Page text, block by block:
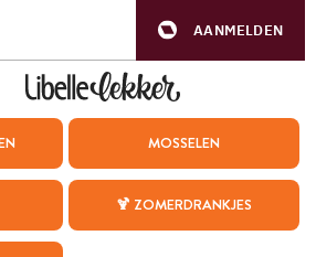
AANMELDEN
MOSSELEN
🍹 ZOMERDRANKJES